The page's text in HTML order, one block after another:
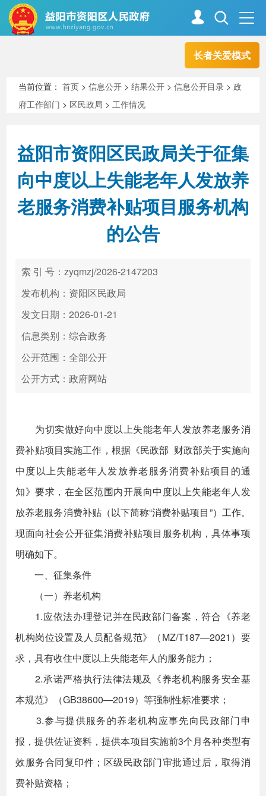
长者关爱模式
走进资阳
新闻中心 解读回应
政务服务 互动交流
当前位置：首页 >信息公开 >结果公开 >信息公开目录 >政
府工作部门 > 区民政局 >工作情况
益阳市资阳区民政局关于征集
向中度以上失能老年人发放养
老服务消费补贴项目服务机构
的公告
索 引 号：zyqmzj/2026-2147203
发布机构：资阳区民政局
发文日期：2026-01-21
信息类别：综合政务
公开范围：全部公开
公开方式：政府网站
为切实做好向中度以上失能老年人发放养老服务消
费补贴项目实施工作，根据《民政部 财政部关于实施向
中度以上失能老年人发放养老服务消费补贴项目的通
知》要求，在全区范围内开展向中度以上失能老年人发
放养老服务消费补贴（以下简称“消费补贴项目”）工作。
现面向社会公开征集消费补贴项目服务机构，具体事项
明确如下。
一、征集条件
（一）养老机构
1.应依法办理登记并在民政部门备案，符合《养老
机构岗位设置及人员配备规范》（MZ/T187—2021）要
求，具有收住中度以上失能老年人的服务能力；
2.承诺严格执行法律法规及《养老机构服务安全基
本规范》（GB38600—2019）等强制性标准要求；
3.参与提供服务的养老机构应事先向民政部门申
报，提供佐证资料，提供本项目实施前3个月各种类型有
效服务合同复印件；区级民政部门审批通过后，取得消
费补贴资格；